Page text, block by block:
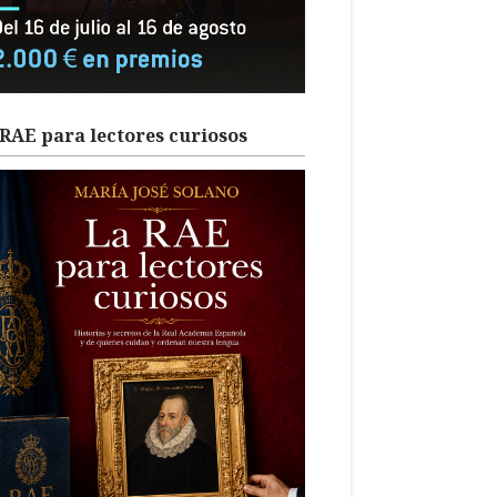
para lectores curiosos